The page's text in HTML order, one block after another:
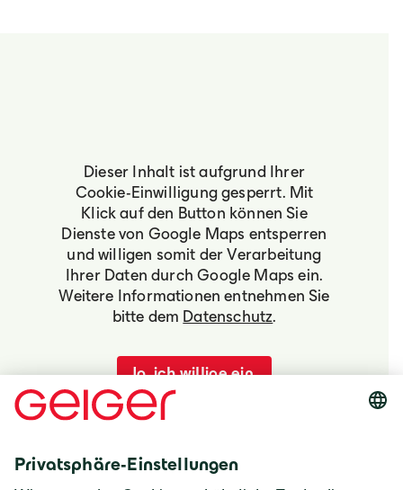
Dieser Inhalt ist aufgrund Ihrer
Cookie-Einwilligung gesperrt. Mit
Klick auf den Button können Sie
Dienste von Google Maps entsperren
und willigen somit der Verarbeitung
Ihrer Daten durch Google Maps ein.
Weitere Informationen entnehmen Sie
bitte dem Datenschutz.
Ja, ich willige ein.